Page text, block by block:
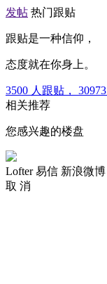
发帖 热门跟贴
跟贴是一种信仰，
态度就在你身上。
3500 人跟贴， 30973
相关推荐
您感兴趣的楼盘
Lofter 易信 新浪微博
取 消